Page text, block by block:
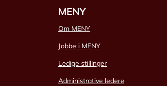
MENY
Om MENY
Jobbe i MENY
Ledige stillinger
Administrative ledere